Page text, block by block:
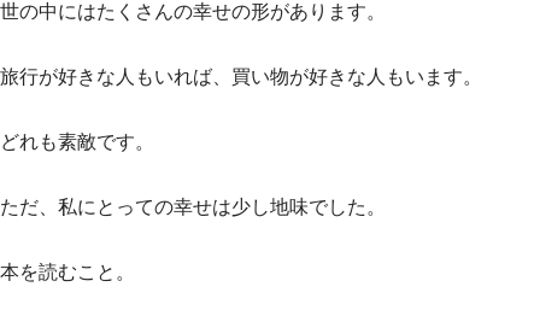
世の中にはたくさんの幸せの形があります。
旅行が好きな人もいれば、買い物が好きな人もいます。
どれも素敵です。
ただ、私にとっての幸せは少し地味でした。
本を読むこと。